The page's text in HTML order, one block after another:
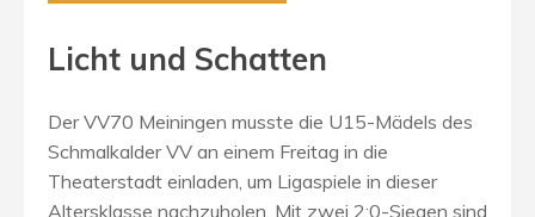
Licht und Schatten
Der VV70 Meiningen musste die U15-Mädels des
Schmalkalder VV an einem Freitag in die
Theaterstadt einladen, um Ligaspiele in dieser
Altersklasse nachzuholen. Mit zwei 2:0-Siegen sind